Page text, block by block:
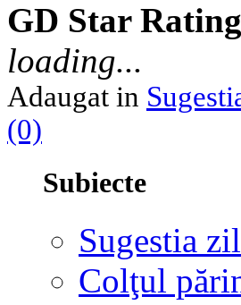
GD Star Rating
loading...
Adaugat in
(0)
Subiecte
Sugestia
Colţul